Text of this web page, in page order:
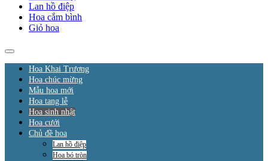
Lan hồ điệp
Hoa cắm bình
Giỏ hoa
Hoa Khai Trương
Hoa chúc mừng
Mẫu hoa mới
Hoa tang lễ
Hoa sinh nhật
Hoa cưới
Chủ đề hoa
Lan hồ điệp
Hoa bó tròn